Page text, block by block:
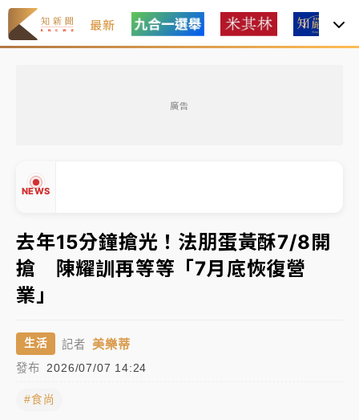
最新
廣告
NEWS
中信慈善基金會想增加董事人數！辜仲諒向法院聲請遭
駁 理由曝光
故宮《龍藏經》特展第2檔！今線上預約開賣一度塞車
周六起展出延長至晚上7時
台東農業處長涉圖利渡假村！東檢抗告成功 今重開羈
押庭
父親節泡湯了！中颱白海豚雨彈轟3天 「紅到發紫」降
雨熱區曝
女律師陳昱瑄詐慈濟10億！黃金158kg遭查扣畫面曝光
▼
去年15分鐘搶光！法朋蛋黃酥7/8開
搶 陳耀訓再等等「7月底恢復營
業」
生活 記者 美樂蒂
發布 2026/07/07 14:24
#食尚